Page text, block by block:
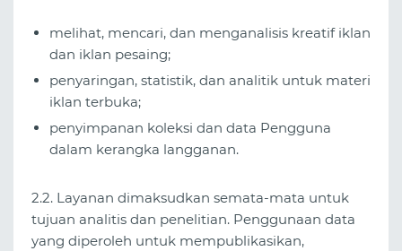
melihat, mencari, dan menganalisis kreatif iklan
dan iklan pesaing;
penyaringan, statistik, dan analitik untuk materi
iklan terbuka;
penyimpanan koleksi dan data Pengguna
dalam kerangka langganan.
2.2. Layanan dimaksudkan semata‑mata untuk
tujuan analitis dan penelitian. Penggunaan data
yang diperoleh untuk mempublikasikan,